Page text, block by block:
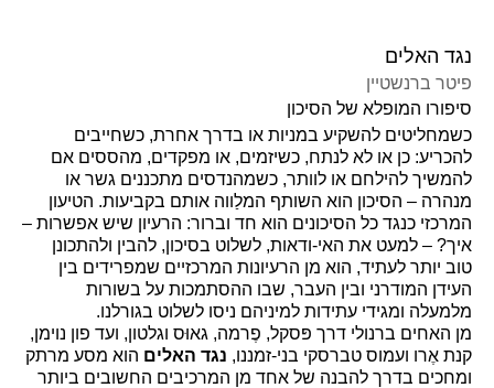
נגד האלים
פיטר ברנשטיין
סיפורו המופלא של הסיכון
כשמחליטים להשקיע במניות או בדרך אחרת, כשחייבים
להכריע: כן או לא לנתח, כשיזמים, או מפקדים, מהססים אם
להמשיך להילחם או לוותר, כשמהנדסים מתכננים גשר או
מנהרה – הסיכון הוא השותף המלַווה אותם בקביעות. הטיעון
המרכזי כנגד כל הסיכונים הוא חד וברור: הרעיון שיש אפשרות –
איך? – למעט את האי-ודאות, לשלוט בסיכון, להבין ולהתכונן
טוב יותר לעתיד, הוא מן הרעיונות המרכזיים שמפרידים בין
העידן המודרני ובין העבר, שבו ההסתמכות על בשורות
מלמעלה ומגידי עתידות למיניהם ניסו לשלוט בגורלנו.
מן האחים ברנולי דרך פּסקל, פֶרמה, גאוּס וגלטון, ועד פון נוימן,
קנת אֶרו ועמוס טברסקי בני-זמננו, נגד האלים הוא מסע מרתק
ומחכים בדרך להבנה של אחד מן המרכיבים החשובים ביותר